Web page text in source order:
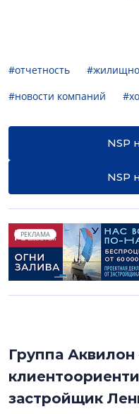
#отчетность
#новости компаний
NSP
NSP
РЕКЛАМА
Группа
застройщик